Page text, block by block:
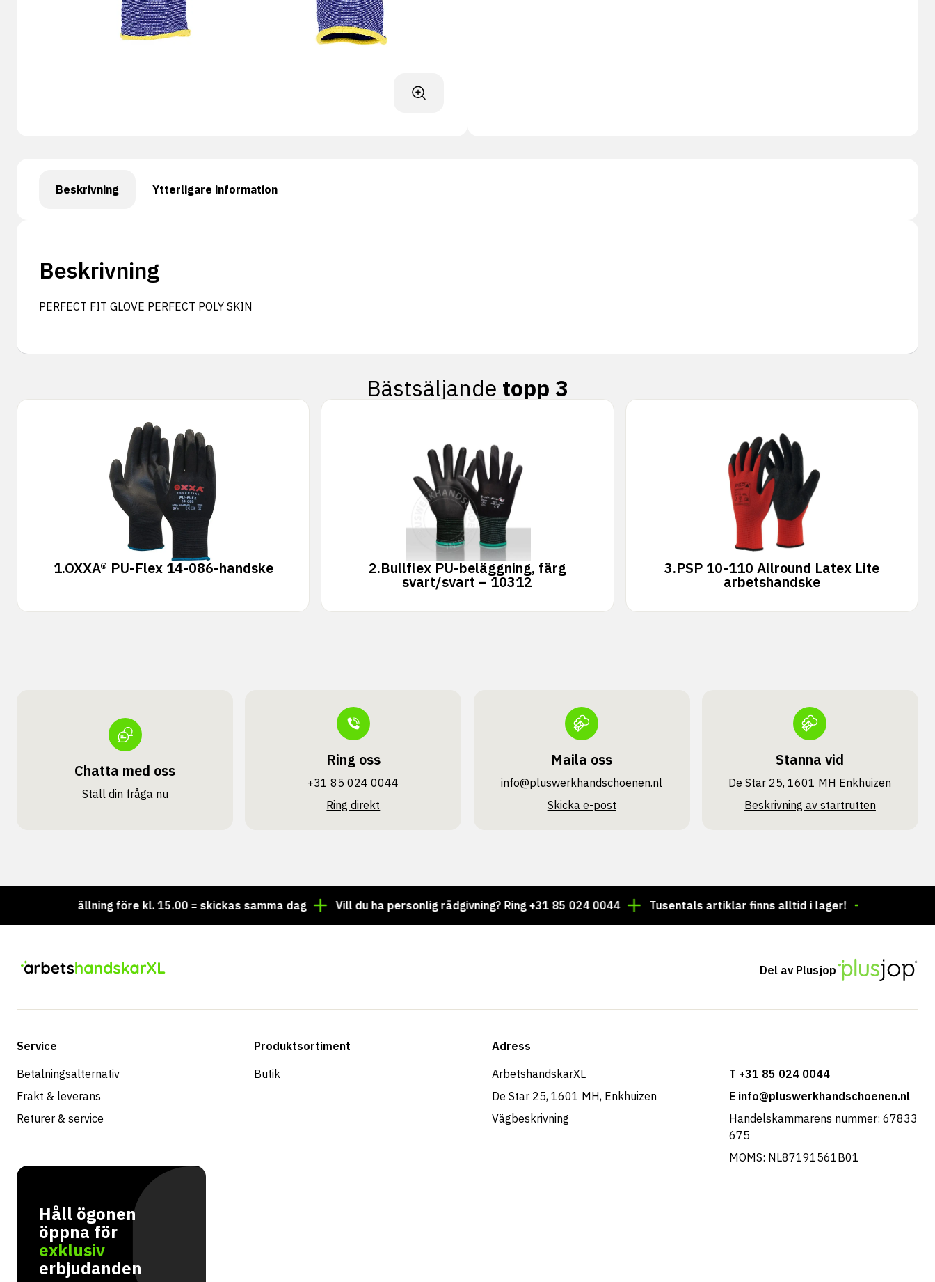
Beskrivning Ytterligare information
Beskrivning
PERFECT FIT GLOVE PERFECT POLY SKIN
Bästsäljande topp 3
1.OXXA® PU-Flex 14-086-handske 2.Bullflex PU-beläggning, färg
svart/svart – 10312
3.PSP 10-110 Allround Latex Lite
arbetshandske
Chatta med oss
Ställ din fråga nu
Ring oss
+31 85 024 0044
Ring direkt
Maila oss
info@pluswerk­handschoenen.nl
Skicka e-post
Stanna vid
De Star 25, 1601 MH Enkhuizen
Beskrivning av startrutten
Beställning före kl. 15.00 = skickas samma dag Vill du ha personlig rådgivning? Ring +31 85 024 0044 Tusentals artiklar finns alltid i lager! Beställning före
Del av Plusjop
Service
Betalningsalternativ
Frakt & leverans
Returer & service
Produktsortiment
Butik
Adress
ArbetshandskarXL
De Star 25, 1601 MH, Enkhuizen
Vägbeskrivning
T +31 85 024 0044
E info@pluswerkhandschoenen.nl
Handelskammarens nummer: 67833
675
MOMS: NL87191561B01
Håll ögonen
öppna för
exklusiv
erbjudanden